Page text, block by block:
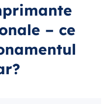
– ce